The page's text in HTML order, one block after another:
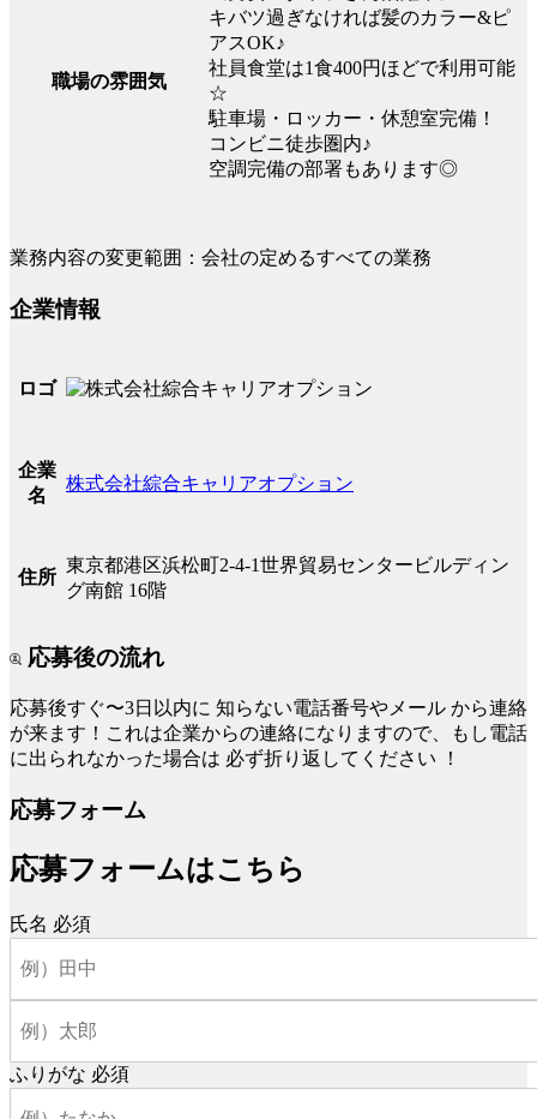
職場の雰囲気
キバツ過ぎなければ髪のカラー&ピ
アスOK♪
社員食堂は1食400円ほどで利用可能
☆
駐車場・ロッカー・休憩室完備！
コンビニ徒歩圏内♪
空調完備の部署もあります◎
業務内容の変更範囲：会社の定めるすべての業務
企業情報
ロゴ
企業
名
株式会社綜合キャリアオプション
住所
東京都港区浜松町2-4-1世界貿易センタービルディン
グ南館 16階
応募後の流れ
応募後すぐ〜3日以内に 知らない電話番号やメール から連絡
が来ます！これは企業からの連絡になりますので、もし電話
に出られなかった場合は 必ず折り返してください ！
応募フォーム
応募フォームはこちら
氏名 必須
ふりがな 必須